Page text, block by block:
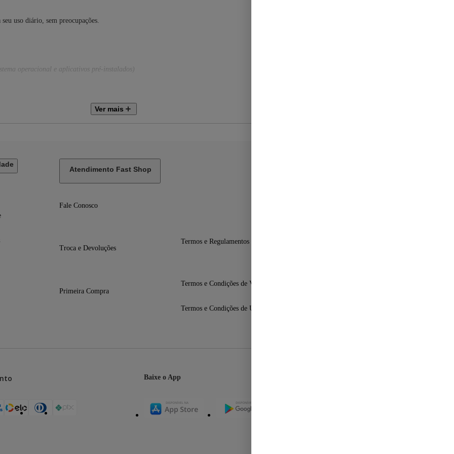
uso diário, sem preocupações.
operacional e aplicativos pré-instalados)
150 mm
mm x 168,41 mm
Ver mais
Atendimento Fast Shop
Fale Conosco
Troca e Devoluções
Primeira Compra
Termos e Regulamentos Fast Shop
Termos e Condições de Venda
Termos e Condições de Uso
Baixe o App